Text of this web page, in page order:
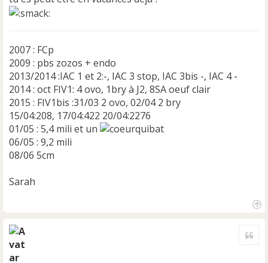
2007 : FCp
2009 : pbs zozos + endo
2013/2014 :IAC 1 et 2:-, IAC 3 stop, IAC 3bis -, IAC 4 -
2014 : oct FIV1: 4 ovo, 1bry à J2, 8SA oeuf clair
2015 : FIV1bis :31/03 2 ovo, 02/04 2 bry
15/04:208, 17/04:422 20/04:2276
01/05 : 5,4 mili et un
06/05 : 9,2 mili
08/06 5cm
Sarah